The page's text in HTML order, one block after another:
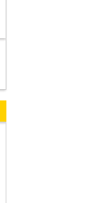
деталь